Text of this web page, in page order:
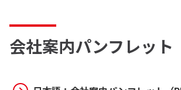
会社案内パンフレット